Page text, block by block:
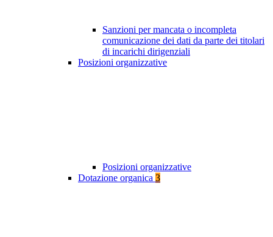
Sanzioni per mancata o incompleta
comunicazione dei dati da parte dei titolari
di incarichi dirigenziali
Posizioni organizzative
Posizioni organizzative
Dotazione organica 3